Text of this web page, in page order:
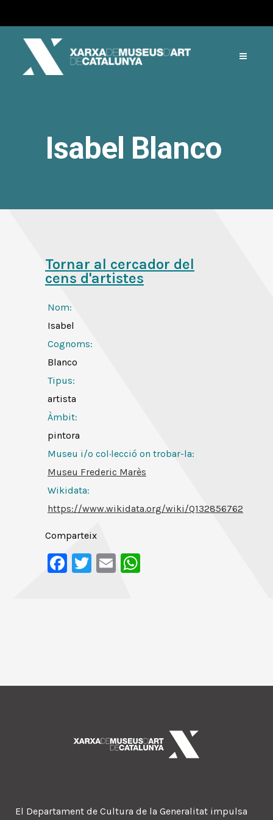
Isabel Blanco
Tornar al cercador del
cens d'artistes
Nom:
Isabel
Cognoms:
Blanco
Tipus:
artista
Àmbit:
pintora
Museu i/o col·lecció on trobar-la:
Museu Frederic Marès
Wikidata:
https://www.wikidata.org/wiki/Q132856762
Comparteix
Facebook
Twitter
Email
El Departament de Cultura de la Generalitat impulsa